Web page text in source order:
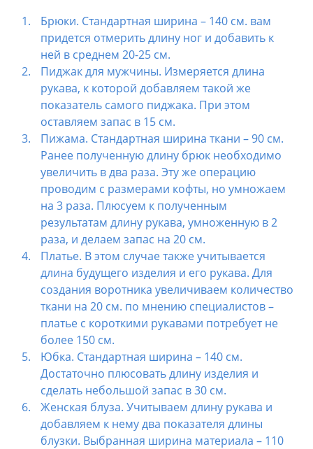
Брюки. Стандартная ширина – 140 см. вам
придется отмерить длину ног и добавить к
ней в среднем 20-25 см.
Пиджак для мужчины. Измеряется длина
рукава, к которой добавляем такой же
показатель самого пиджака. При этом
оставляем запас в 15 см.
Пижама. Стандартная ширина ткани – 90 см.
Ранее полученную длину брюк необходимо
увеличить в два раза. Эту же операцию
проводим с размерами кофты, но умножаем
на 3 раза. Плюсуем к полученным
результатам длину рукава, умноженную в 2
раза, и делаем запас на 20 см.
Платье. В этом случае также учитывается
длина будущего изделия и его рукава. Для
создания воротника увеличиваем количество
ткани на 20 см. по мнению специалистов –
платье с короткими рукавами потребует не
более 150 см.
Юбка. Стандартная ширина – 140 см.
Достаточно плюсовать длину изделия и
сделать небольшой запас в 30 см.
Женская блуза. Учитываем длину рукава и
добавляем к нему два показателя длины
блузки. Выбранная ширина материала – 110